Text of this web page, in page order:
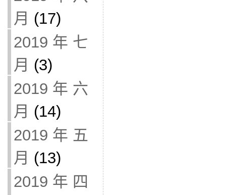
月 (17)
2019 年 七
月 (3)
2019 年 六
月 (14)
2019 年 五
月 (13)
2019 年 四